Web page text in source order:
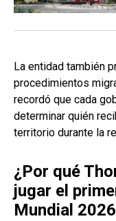
La entidad también
procedimientos
recordó que cada
determinar quién
territorio durante la
¿Por qué
jugar el
Mundial